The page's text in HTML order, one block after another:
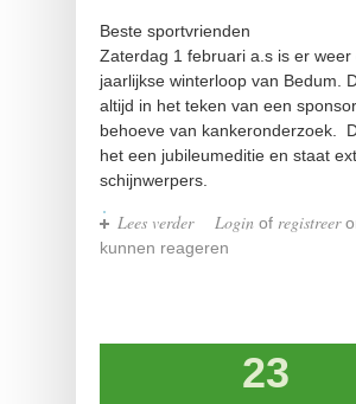
Beste sportvrienden
Zaterdag 1 februari a.s is er weer
jaarlijkse winterloop van Bedum.
altijd in het teken van een
behoeve van kankeronderzoek.
het een jubileumeditie en staat
schijnwerpers.
Lees verderover Winterloop
Login of registreer
kunnen reageren
23